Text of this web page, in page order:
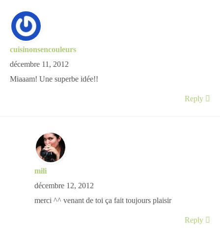
cuisinonsencouleurs
décembre 11, 2012
Miaaam! Une superbe idée!!
Reply
mili
décembre 12, 2012
merci ^^ venant de toi ça fait toujours plaisir
Reply